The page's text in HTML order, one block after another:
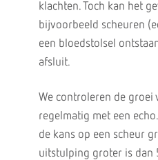
klachten. Toch kan het
bijvoorbeeld scheuren
een bloedstolsel
afsluit.
We controleren de groei
regelmatig met een
de kans op een scheur
uitstulping groter is dan